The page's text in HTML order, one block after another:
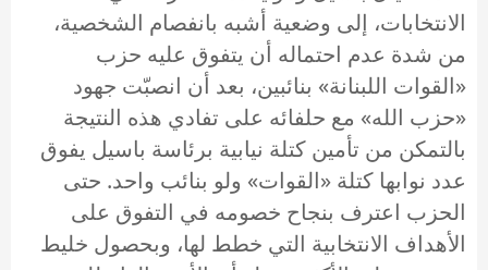
الانتخابات، إلى وضعية أشبه بانفصام الشخصية،
من شدة عدم احتماله أن يتفوق عليه حزب
«القوات اللبنانة» بنائبين، بعد أن انصبّت جهود
«حزب الله» مع حلفائه على تفادي هذه النتيجة
بالتمكن من تأمين كتلة نيابية برئاسة باسيل يفوق
عدد نوابها كتلة «القوات» ولو بنائب واحد. حتى
الحزب اعترف بنجاح خصومه في التفوق على
الأهداف الانتخابية التي خطط لها، وبحصول خليط